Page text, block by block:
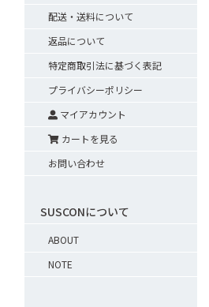
配送・送料について
返品について
特定商取引法に基づく表記
プライバシーポリシー
マイアカウント
カートを見る
お問い合わせ
SUSCONについて
ABOUT
NOTE